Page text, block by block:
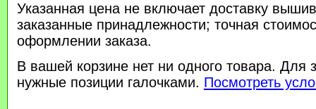
Указанная цена не включает доставку
заказанные принадлежности; точная
оформлении заказа.
В вашей корзине нет ни одного товара. Для
нужные позиции галочками. Посмотреть